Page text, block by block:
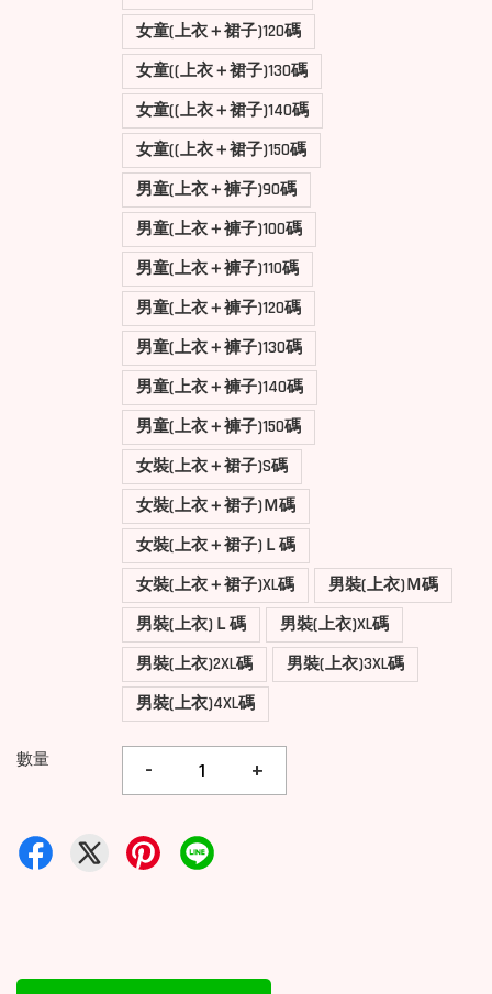
女童(上衣＋裙子)120碼
女童((上衣＋裙子)130碼
女童((上衣＋裙子)140碼
女童((上衣＋裙子)150碼
男童(上衣＋褲子)90碼
男童(上衣＋褲子)100碼
男童(上衣＋褲子)110碼
男童(上衣＋褲子)120碼
男童(上衣＋褲子)130碼
男童(上衣＋褲子)140碼
男童(上衣＋褲子)150碼
女裝(上衣＋裙子)S碼
女裝(上衣＋裙子)Ｍ碼
女裝(上衣＋裙子)Ｌ碼
女裝(上衣＋裙子)XL碼
男裝(上衣)Ｍ碼
男裝(上衣)Ｌ碼
男裝(上衣)XL碼
男裝(上衣)2XL碼
男裝(上衣)3XL碼
男裝(上衣)4XL碼
數量 - +